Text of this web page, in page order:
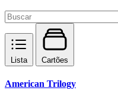
Lista Cartões
American Trilogy